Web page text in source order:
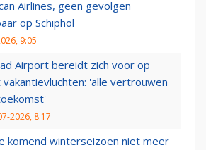
Airlines, geen gevolgen
op Schiphol
9:05
Airport bereidt zich voor op
'alle vertrouwen
2026, 8:17
komend winterseizoen niet meer